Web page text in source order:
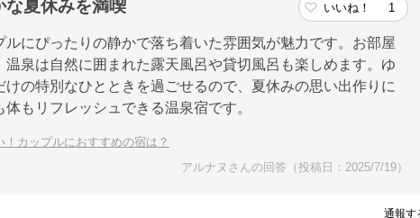
な夏休みを満喫 いいね！ 1
ぴったりの静かで落ち着いた雰囲気が魅力です。お部屋
泉は自然に囲まれた露天風呂や貸切風呂も楽しめます。ゆ
の特別なひとときを過ごせるので、夏休みの思い出作りに
もリフレッシュできる温泉宿です。
カップルにおすすめの宿は？
アルナヌさんの回答（投稿日：2025/7/19）
通報す